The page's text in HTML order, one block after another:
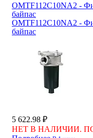
OMTF112C10NA2 -
байпас
OMTF112C10NA2 -
байпас
5 622.98 ₽
НЕТ В НАЛИЧИИ.